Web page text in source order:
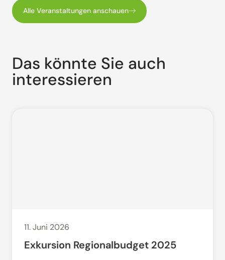
Alle Veranstaltungen anschauen
Das könnte Sie auch
interessieren
11. Juni 2026
Exkursion Regionalbudget 2025